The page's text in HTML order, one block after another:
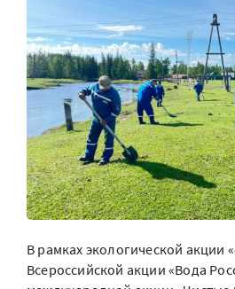
В рамках экологической акции
Всероссийской акции «Вода